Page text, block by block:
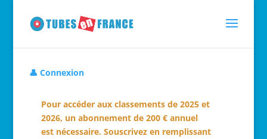
👤 Connexion
Pour accéder aux classements de 2025 et
2026, un abonnement de 200 € annuel
est nécessaire. Souscrivez en remplissant